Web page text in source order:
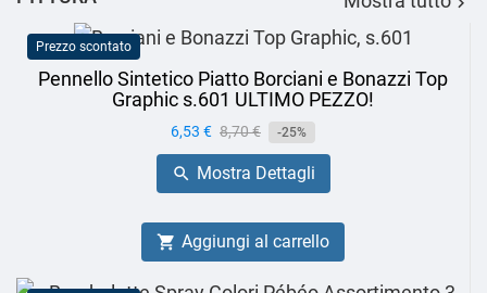
Prezzo scontato
Pennello Sintetico Piatto Borciani e Bonazzi Top
Graphic s.601 ULTIMO PEZZO!
Prezzo
6,53 € Prezzo
base
8,70 € -25%
 Mostra Dettagli
 Aggiungi al carrello